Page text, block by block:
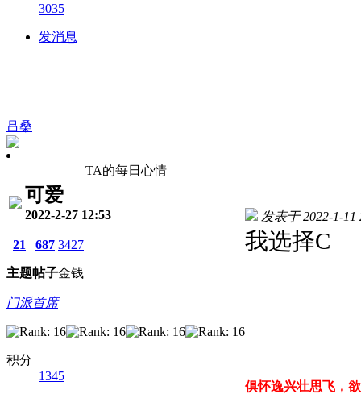
3035
发消息
吕桑
TA的每日心情
可爱
2022-2-27 12:53
21
主题
687
帖子
3427
金钱
门派首席
积分
1345
发表于 2022-1-11
我选择C
俱怀逸兴壮思飞，